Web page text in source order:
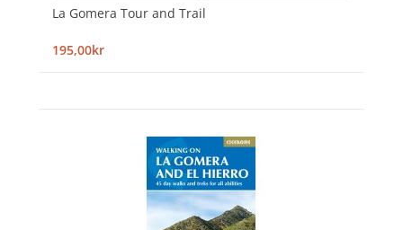
La Gomera Tour and Trail
195,00kr